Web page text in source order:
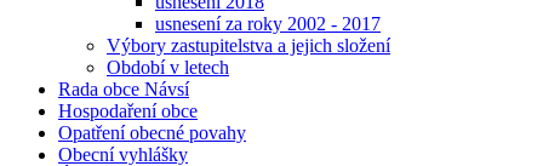
usnesení za roky 2002 - 2017
Výbory zastupitelstva a jejich složení
Období v letech
Rada obce Návsí
Hospodaření obce
Opatření obecné povahy
Obecní vyhlášky